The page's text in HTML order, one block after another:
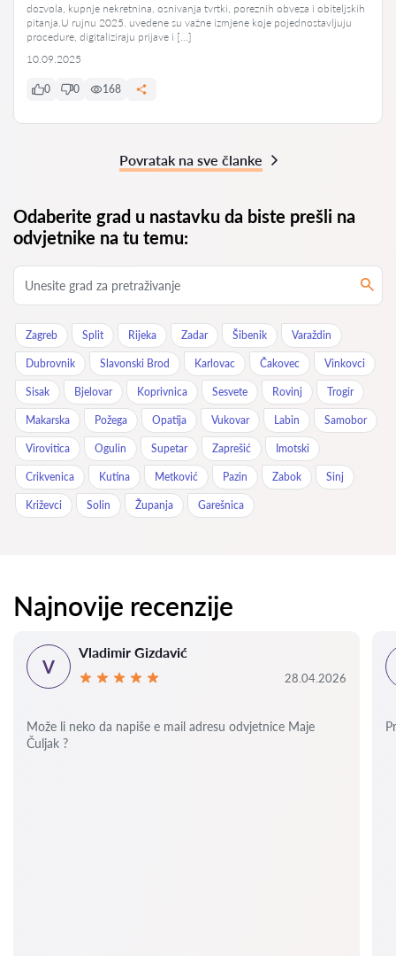
dozvola, kupnje nekretnina, osnivanja tvrtki, poreznih obveza i obiteljskih
pitanja.U rujnu 2025. uvedene su važne izmjene koje pojednostavljuju
procedure, digitaliziraju prijave i […]
10.09.2025
0 0 168
Povratak na sve članke
Odaberite grad u nastavku da biste prešli na
odvjetnike na tu temu:
Zagreb Split Rijeka Zadar Šibenik Varaždin
Dubrovnik Slavonski Brod Karlovac Čakovec Vinkovci
Sisak Bjelovar Koprivnica Sesvete Rovinj Trogir
Makarska Požega Opatija Vukovar Labin Samobor
Virovitica Ogulin Supetar Zaprešić Imotski
Crikvenica Kutina Metković Pazin Zabok Sinj
Križevci Solin Županja Garešnica
Najnovije recenzije
V
Vladimir Gizdavić
28.04.2026
Može li neko da napiše e mail adresu odvjetnice Maje
Čuljak ?